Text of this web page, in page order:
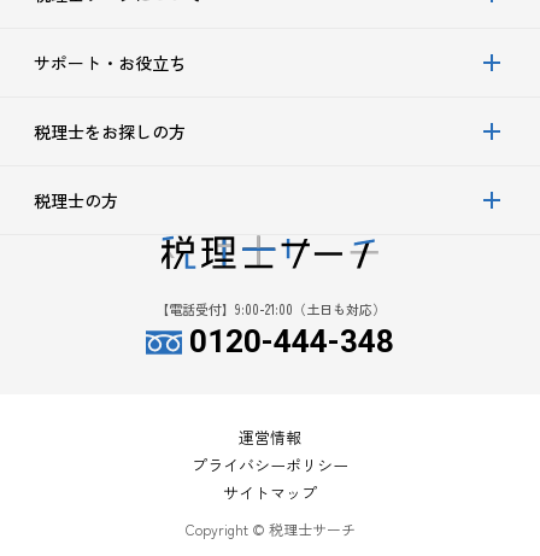
【電話受付】9:00-21:00（土日も対応）
0120-444-348
サポート・お役立ち
税理士をお探しの方
税理士の方
運営情報
プライバシーポリシー
サイトマップ
Copyright © 税理士サーチ